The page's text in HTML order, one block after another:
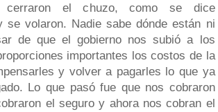
cerraron el chuzo, como se dice
se volaron. Nadie sabe dónde están ni
de que el gobierno nos subió a los
importantes los costos de la
y volver a pagarles lo que ya
Lo que pasó fue que nos cobraron
el seguro y ahora nos cobran el